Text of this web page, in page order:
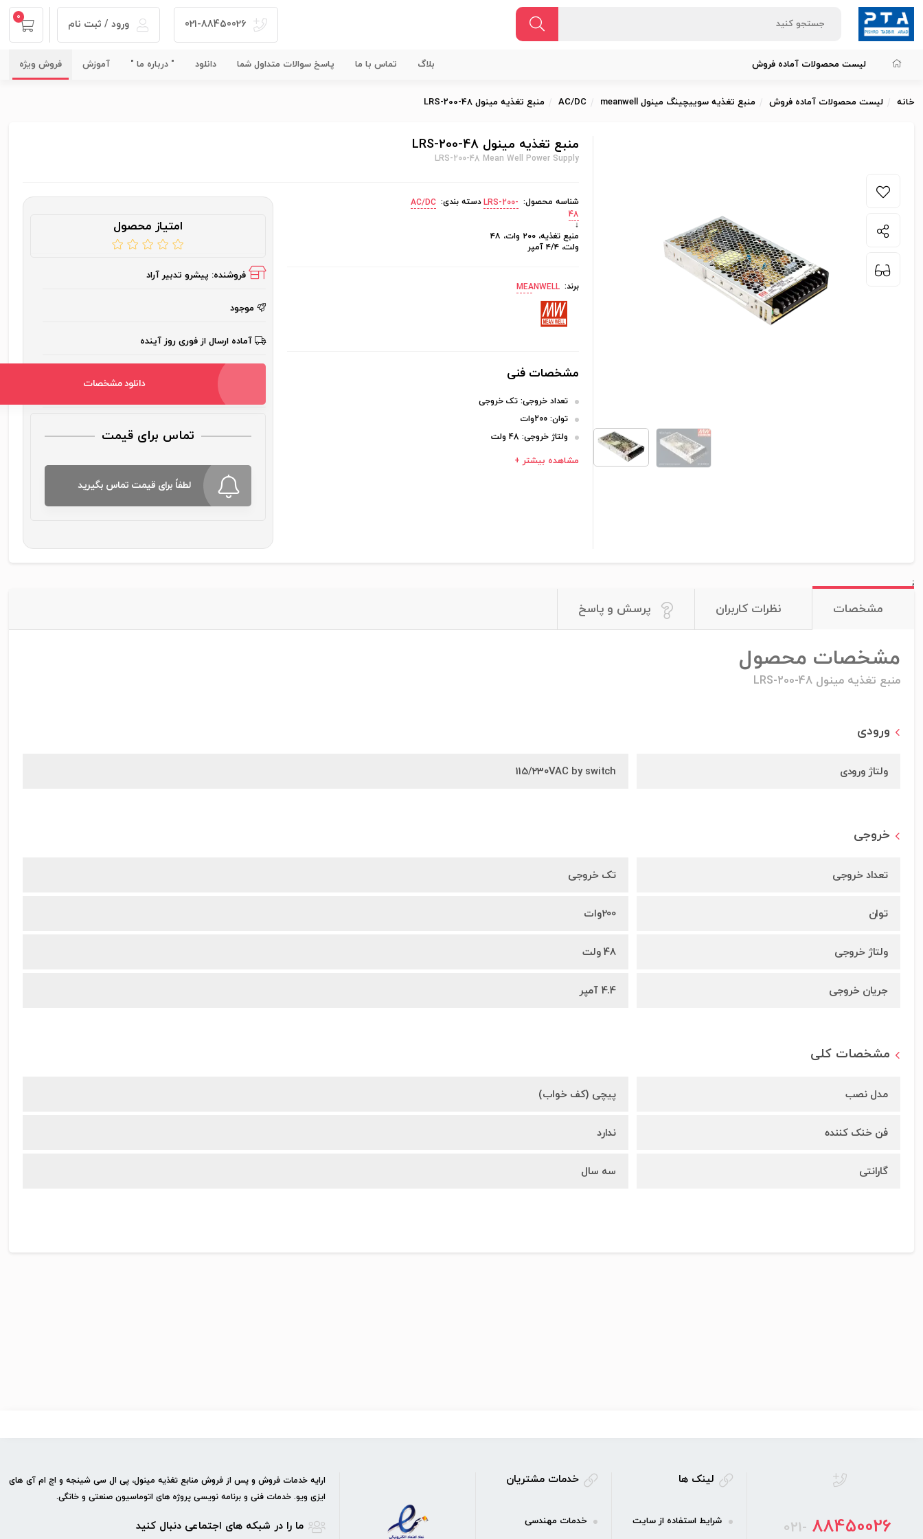
ورود / ثبت نام
0
لیست محصولات آماده فروش بلاگ تماس با ما پاسخ سوالات متداول شما دانلود " درباره ما " آموزش فروش ویژه
خانه لیست محصولات آماده فروش منبع تغذیه سوییچینگ مینول meanwell AC/DC منبع تغذیه مینول LRS-200-48
منبع تغذیه مینول LRS-200-48
LRS-200-48 Mean Well Power Supply
شناسه محصول: LRS-200-
48
↓
منبع تغذیه، ۲۰۰ وات، ۴۸
ولت، ۴/۴ آمپر
دسته بندی: AC/DC
برند: MEANWELL
مشخصات فنی
تعداد خروجی:تک خروجی
توان:200وات
ولتاژ خروجی: 48 ولت
مشاهده بیشتر +
امتیاز محصول
فروشنده: پیشرو تدبیر آراد
موجود
آماده ارسال از فوری روز آینده
دانلود مشخصات
تماس برای قیمت
لطفاً برای قیمت تماس بگیرید
;
مشخصات نظرات کاربران پرسش و پاسخ
مشخصات محصول
منبع تغذیه مینول LRS-200-48
ورودی
ولتاژ ورودی 115/230VAC by switch
خروجی
تعداد خروجی تک خروجی
توان 200وات
ولتاژ خروجی 48 ولت
جریان خروجی 4.4 آمپر
مشخصات کلی
مدل نصب پیچی (کف خواب)
فن خنک کننده ندارد
گارانتی سه سال
021- 88450026
لینک ها
شرایط استفاده از سایت
خدمات مشتریان
خدمات مهندسی
ارایه خدمات فروش و پس از فروش منابع تغذیه مینول، پی ال سی شینجه و اچ ام آی های
ایزی ویو. خدمات فنی و برنامه نویسی پروژه های اتوماسیون صنعتی و خانگی.
ما را در شبكه های اجتماعی دنبال کنید